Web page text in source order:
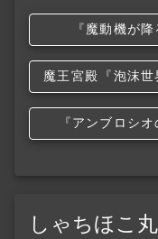
『魔動機が
魔王宮殿 『泡沫世
『アンブロシ
しゃちほこ